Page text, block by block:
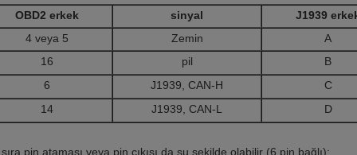
OBD2 erkek sinyal
J1939
4 veya 5
Zemin
A
16
pil
B
6
J1939, CAN-H
C
14
J1939, CAN-L D
pin ataması veya pin çıkışı da şu şekilde olabilir (6 pin bağlı):